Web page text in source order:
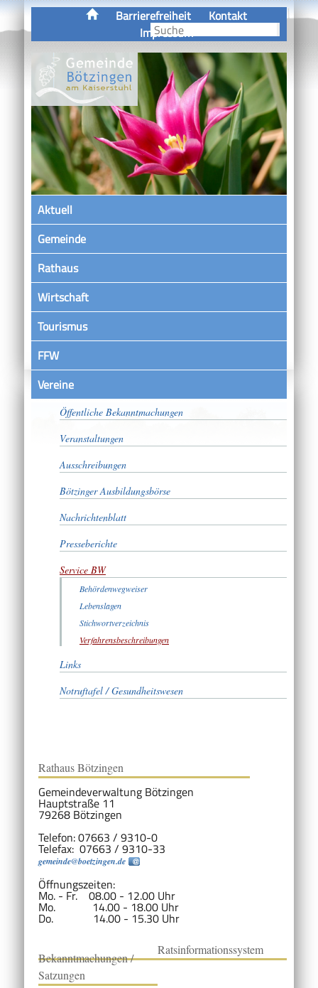
Barrierefreiheit
Kontakt
Impressum
Aktuell
Gemeinde
Rathaus
Wirtschaft
Tourismus
FFW
VereineSatzungen
Öffentliche Bekanntmachungen
Veranstaltungen
Ausschreibungen
Bötzinger Ausbildungsbörse
Nachrichtenblatt
Presseberichte
Service BW
Behördenwegweiser
Lebenslagen
Stichwortverzeichnis
Verfahrensbeschreibungen
Links
Notruftafel / Gesundheitswesen
Rathaus Bötzingen
Gemeindeverwaltung Bötzingen
Hauptstraße 11
79268 Bötzingen
Telefon: 07663 / 9310-0
Telefax: 07663 / 9310-33
gemeinde@boetzingen.de
Öffnungszeiten:
Mo. - Fr. 08.00 - 12.00 Uhr
Mo. 14.00 - 18.00 Uhr
Do. 14.00 - 15.30 Uhr
Bekanntmachungen /
Satzungen
Ratsinformationssystem